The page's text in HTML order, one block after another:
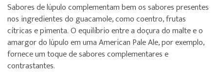
Sabores de lúpulo complementam bem os sabores presentes
nos ingredientes do guacamole, como coentro, frutas
cítricas e pimenta. O equilíbrio entre a doçura do malte e o
amargor do lúpulo em uma American Pale Ale, por exemplo,
fornece um toque de sabores complementares e
contrastantes.